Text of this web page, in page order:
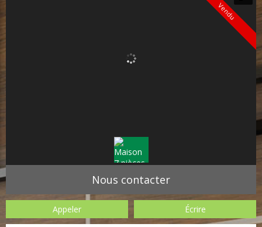
Vendu
Nous contacter
Appeler Écrire